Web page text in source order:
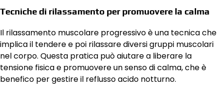
Tecniche di rilassamento per promuovere la calma
Il rilassamento muscolare progressivo è una tecnica che
implica il tendere e poi rilassare diversi gruppi muscolari
nel corpo. Questa pratica può aiutare a liberare la
tensione fisica e promuovere un senso di calma, che è
benefico per gestire il reflusso acido notturno.